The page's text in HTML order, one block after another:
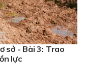
sở - Bài 3: Trao
lực